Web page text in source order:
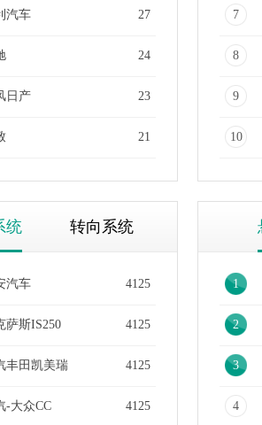
27
汽车
24
23
日产
21
7
8
9
10
统 转向系统
4125
汽车
4125
萨斯IS250
4125
丰田凯美瑞
4125
-大众CC
1
2
3
4